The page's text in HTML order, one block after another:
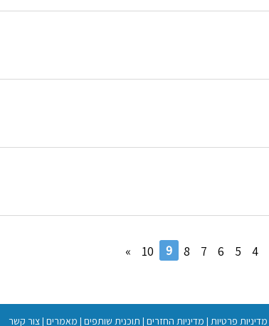
4
5
6
7
8
9
10
»
מדיניות פרטיות | מדיניות החזרים | תוכנית שותפים | מאמרים |צור קשר